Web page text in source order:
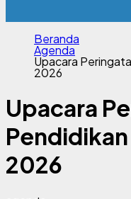
Beranda
Agenda
Upacara
2026
Upacara
2026